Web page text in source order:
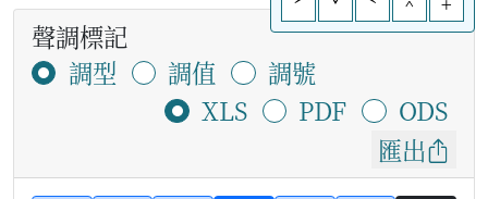
聲調標記
調型
調值
調號
XLS
PDF
ODS
匯出